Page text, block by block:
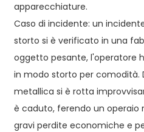
apparecchiature.
Caso di incidente: un
storto si è verificato in una
oggetto pesante, l'operatore
in modo storto per comodità.
metallica si è rotta
è caduto, ferendo un operaio
gravi perdite economiche e